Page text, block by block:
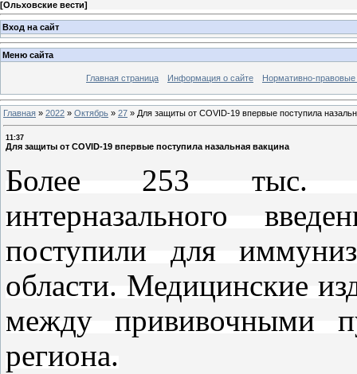
[Ольховские вести]
Вход на сайт
Меню сайта
Главная страница Информация о сайте Нормативно-правовые
Главная » 2022 » Октябрь » 27 » Для защиты от COVID-19 впервые поступила
11:37
Для защиты от COVID-19 впервые поступила назальная вакцина
Более 253 тыс.
интерназального
поступили для
области. Медицинские
между прививочными
региона.